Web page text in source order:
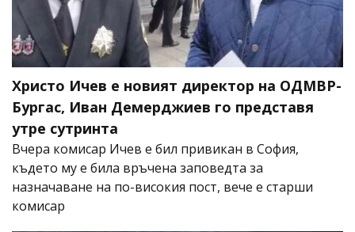
Христо Ичев е новият директор на ОДМВР-
Бургас, Иван Демерджиев го представя
утре сутринта
Вчера комисар Ичев е бил привикан в София,
където му е била връчена заповедта за
назначаване на по-високия пост, вече е старши
комисар